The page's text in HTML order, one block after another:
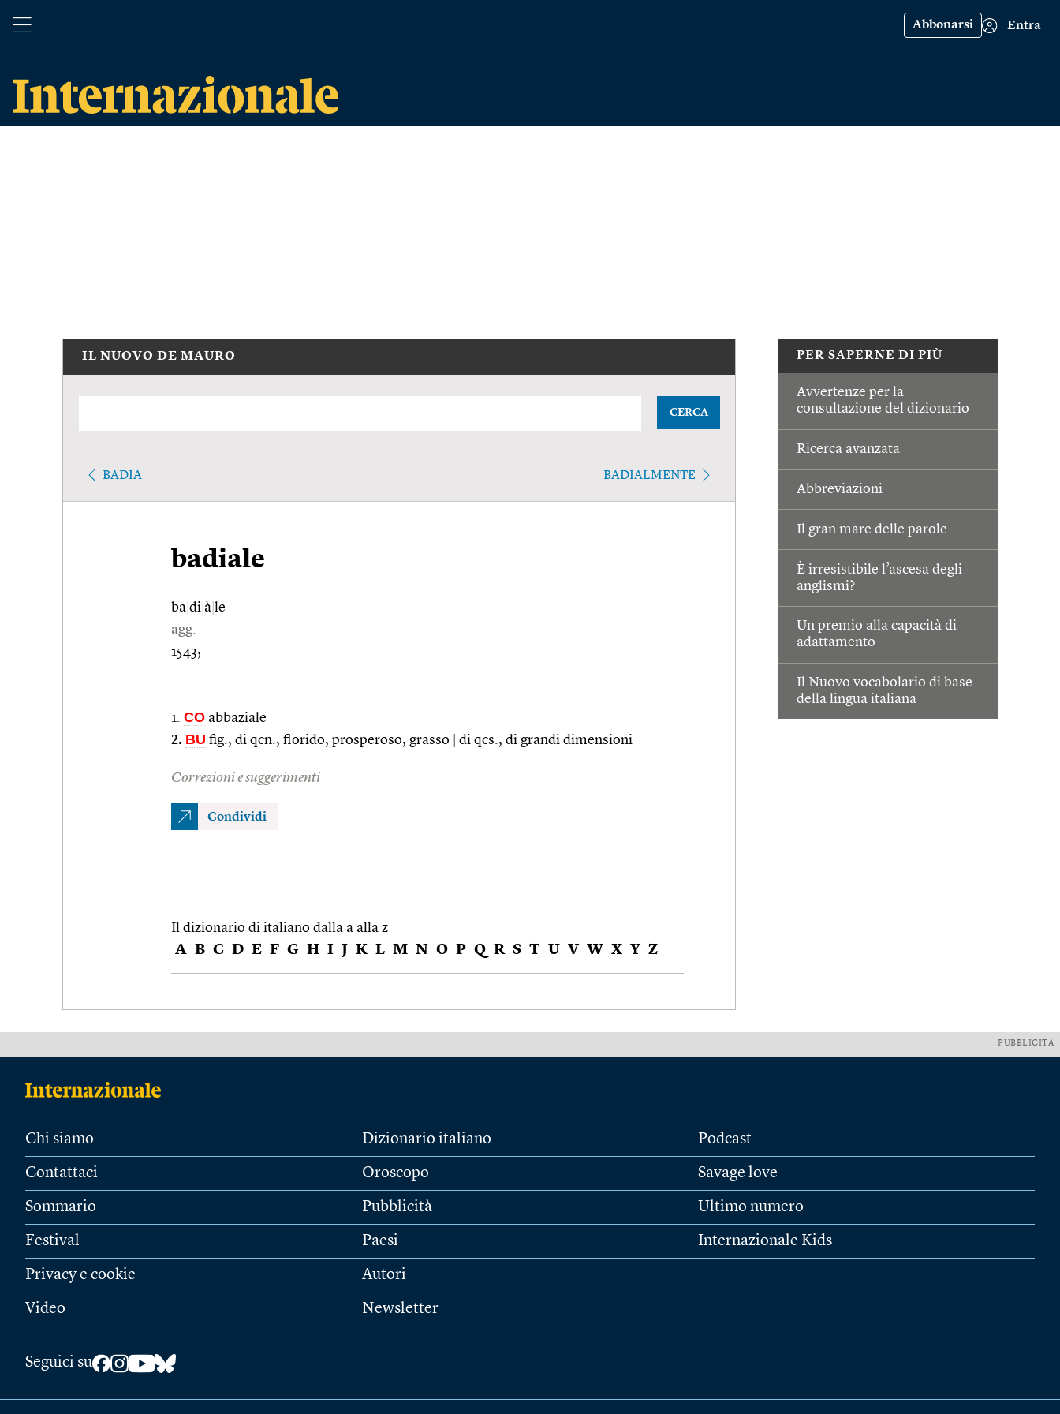
Abbonarsi Entra
PER SAPERNE DI PIÙ
Avvertenze per la
consultazione del dizionario
Ricerca avanzata
Abbreviazioni
Il gran mare delle parole
È irresistibile l’ascesa degli
anglismi?
Un premio alla capacità di
adattamento
Il Nuovo vocabolario di base
della lingua italiana
IL NUOVO DE MAURO
CERCA
BADIA BADIALMENTE
badiale
ba di à le
agg.
1543;
1. CO abbaziale
2. BU fig., di qcn., florido, prosperoso, grasso di qcs., di grandi dimensioni
Correzioni e suggerimenti
Condividi
Il dizionario di italiano dalla a alla z
A B C D E F G H I J K L M N O P Q R S T U V W X Y Z
PUBBLICITÀ
Chi siamo
Contattaci
Sommario
Festival
Privacy e cookie
Video
Dizionario italiano
Oroscopo
Pubblicità
Paesi
Autori
Newsletter
Podcast
Savage love
Ultimo numero
Internazionale Kids
Seguici su